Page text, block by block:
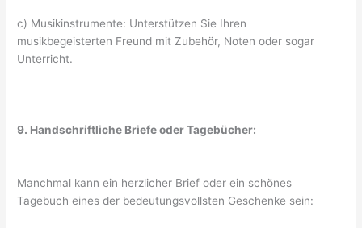
c) Musikinstrumente: Unterstützen Sie Ihren
musikbegeisterten Freund mit Zubehör, Noten oder sogar
Unterricht.
9. Handschriftliche Briefe oder Tagebücher:
Manchmal kann ein herzlicher Brief oder ein schönes
Tagebuch eines der bedeutungsvollsten Geschenke sein: